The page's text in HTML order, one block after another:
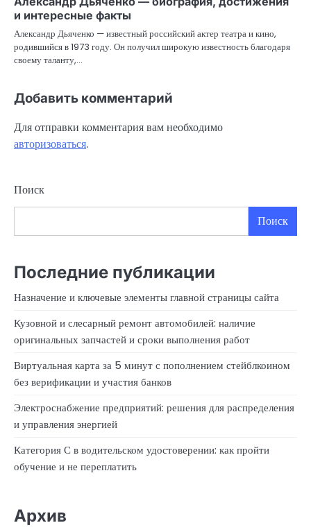
и интересные факты
Александр Дьяченко — известный российский актер театра и кино,
родившийся в 1973 году. Он получил широкую известность благодаря
своему таланту,…
Добавить комментарий
Для отправки комментария вам необходимо
авторизоваться.
Поиск
Поиск
Последние публикации
Назначение и ключевые элементы главной страницы сайта
Кузовной и слесарный ремонт автомобилей: наличие
оригинальных запчастей и сроки выполнения работ
Виртуальная карта за 5 минут с пополнением стейблкоином
без верификации и участия банков
Электроснабжение предприятий: решения для распределения
и управления энергией
Категория С в водительском удостоверении: как пройти
обучение и не переплатить
Архив